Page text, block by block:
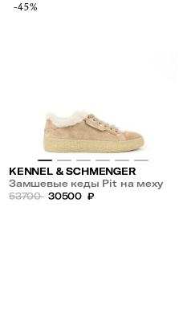
-45%
KENNEL & SCHMENGER
Замшевые кеды Pit на меху
53700 30500 ₽